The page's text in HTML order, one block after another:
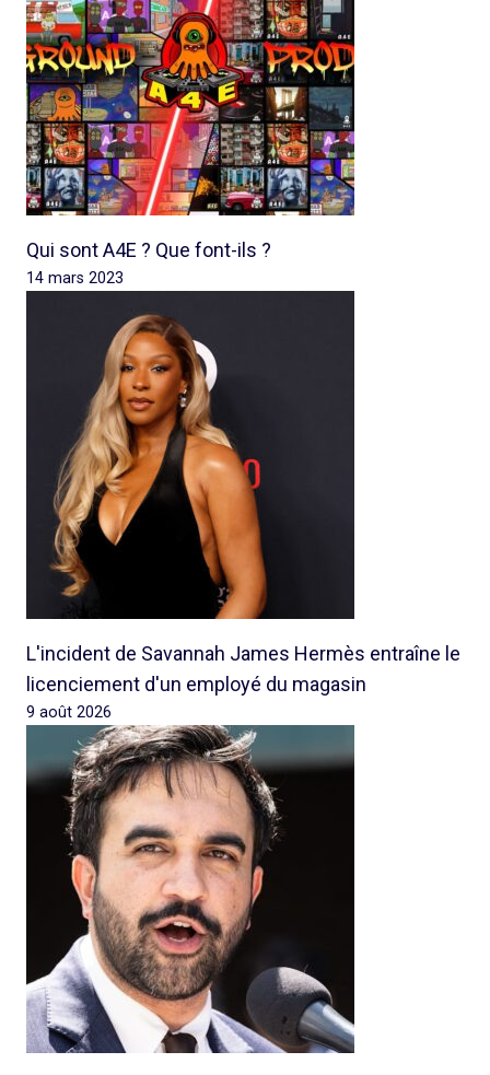
Qui sont A4E ? Que font-ils ?
14 mars 2023
L'incident de Savannah James Hermès entraîne le
licenciement d'un employé du magasin
9 août 2026